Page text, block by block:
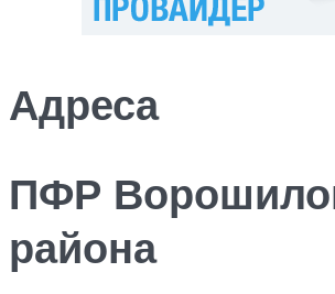
Адреса
ПФР
района